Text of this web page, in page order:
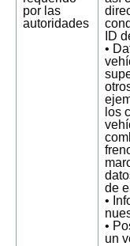
por las
autoridades
ID
•
los
de
•
•
un